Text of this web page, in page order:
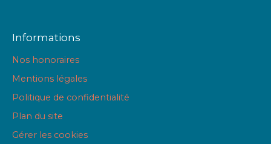
Informations
Nos honoraires
Mentions légales
Politique de confidentialité
Plan du site
Gérer les cookies